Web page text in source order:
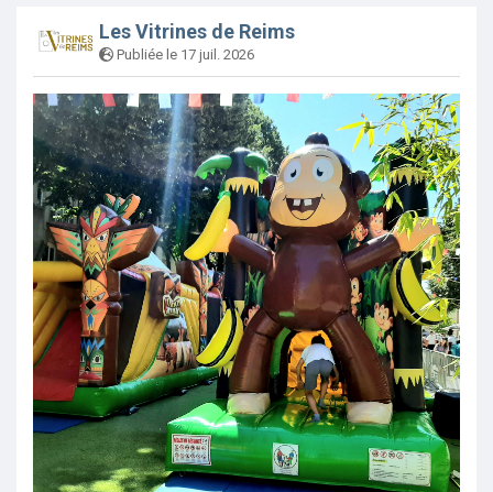
Les Vitrines de Reims
Publiée le 17 juil. 2026